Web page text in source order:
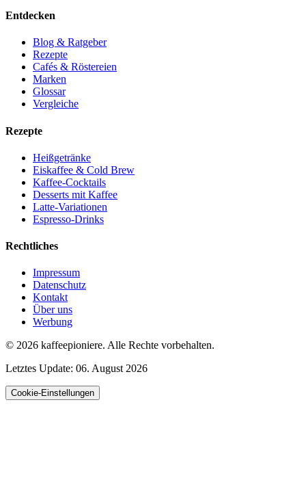
Entdecken
Blog & Ratgeber
Rezepte
Cafés & Röstereien
Marken
Glossar
Vergleiche
Rezepte
Heißgetränke
Eiskaffee & Cold Brew
Kaffee-Cocktails
Desserts mit Kaffee
Latte-Variationen
Espresso-Drinks
Rechtliches
Impressum
Datenschutz
Kontakt
Über uns
Werbung
© 2026 kaffeepioniere. Alle Rechte vorbehalten.
Letztes Update: 06. August 2026
Cookie-Einstellungen